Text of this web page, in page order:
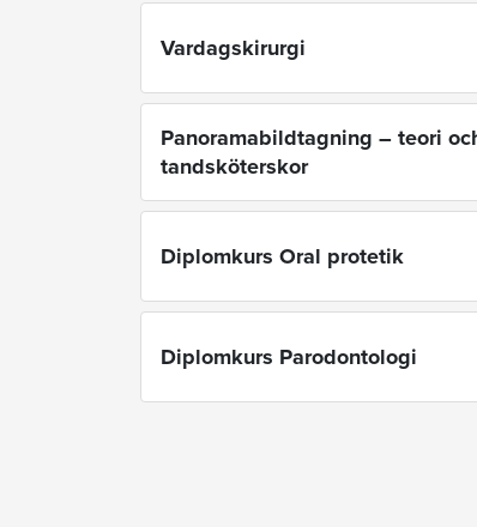
Vardagskirurgi
Panoramabildtagning – teori
tandsköterskor
Diplomkurs Oral protetik
Diplomkurs Parodontologi